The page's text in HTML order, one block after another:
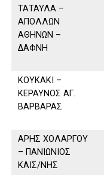
ΤΑΤΑΥΛΑ –
ΑΠΟΛΛΩΝ
ΑΘΗΝΩΝ –
ΔΑΦΝΗ
ΚΟΥΚΑΚΙ –
ΚΕΡΑΥΝΟΣ ΑΓ.
ΒΑΡΒΑΡΑΣ
ΑΡΗΣ ΧΟΛΑΡΓΟΥ
– ΠΑΝΙΩΝΙΟΣ
ΚΑΙΣ/ΝΗΣ